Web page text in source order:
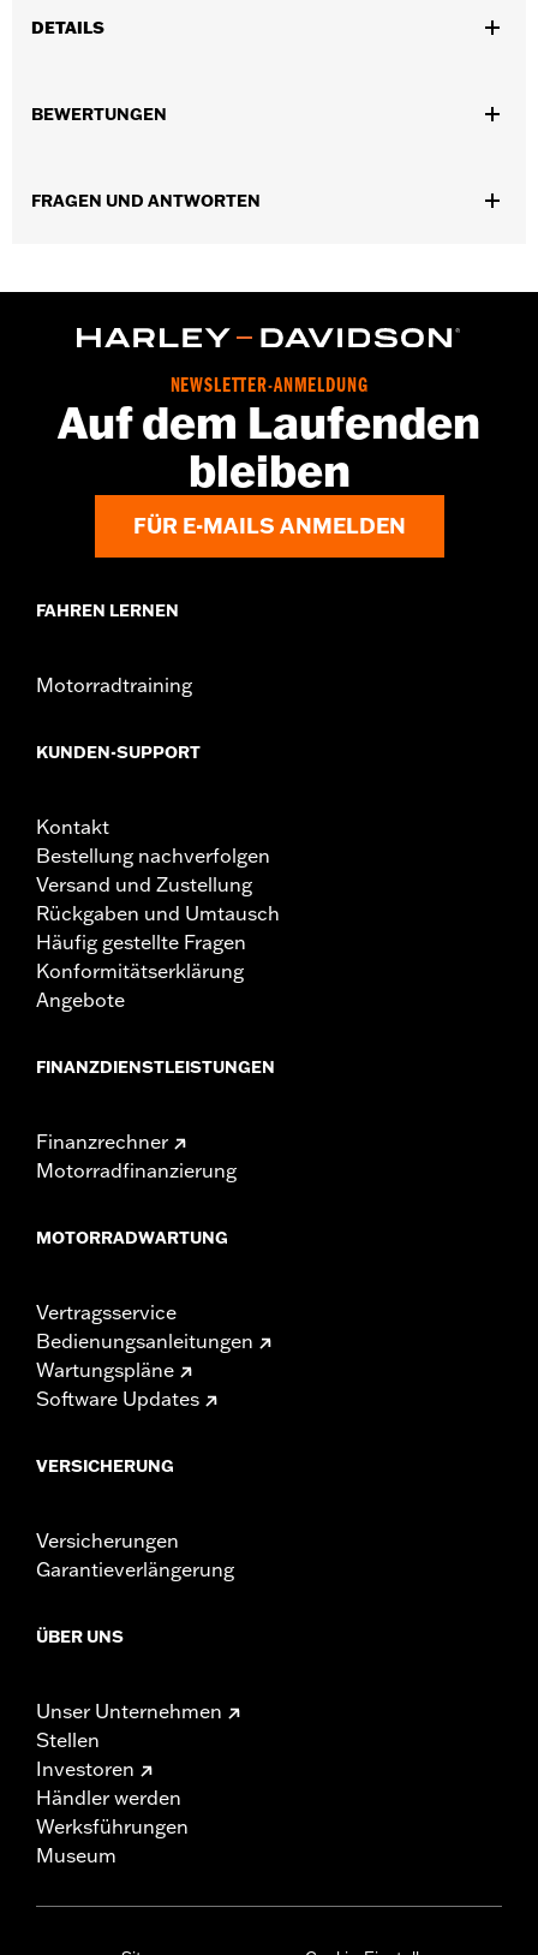
DETAILS
FLHXSE und FLTRXSE ab ’23, FLHX, FLTRX und FLTRXSTSE ab
NOTIZEN:
Für den Aus- und Einbau von Motorabdeckungen
müssen möglicherweise neue Dichtungen gekauft
werden. Wende Dich für weitere Informationen an
BEWERTUNGEN
FRAGEN UND ANTWORTEN
NEWSLETTER-ANMELDUNG
Auf dem Laufenden
bleiben
FÜR E-MAILS ANMELDEN
FAHREN LERNEN
Motorradtraining
KUNDEN-SUPPORT
Kontakt
Bestellung nachverfolgen
Versand und Zustellung
Rückgaben und Umtausch
Häufig gestellte Fragen
Konformitätserklärung
Angebote
FINANZDIENSTLEISTUNGEN
Finanzrechner
Motorradfinanzierung
MOTORRADWARTUNG
Vertragsservice
Bedienungsanleitungen
Wartungspläne
Software Updates
VERSICHERUNG
Versicherungen
Garantieverlängerung
ÜBER UNS
Unser Unternehmen
Stellen
Investoren
Händler werden
Werksführungen
Museum